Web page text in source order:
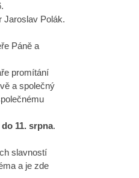
Jaroslav Polák.
Páně a
promítání
a společný
11. srpna.
slavností
a je zde